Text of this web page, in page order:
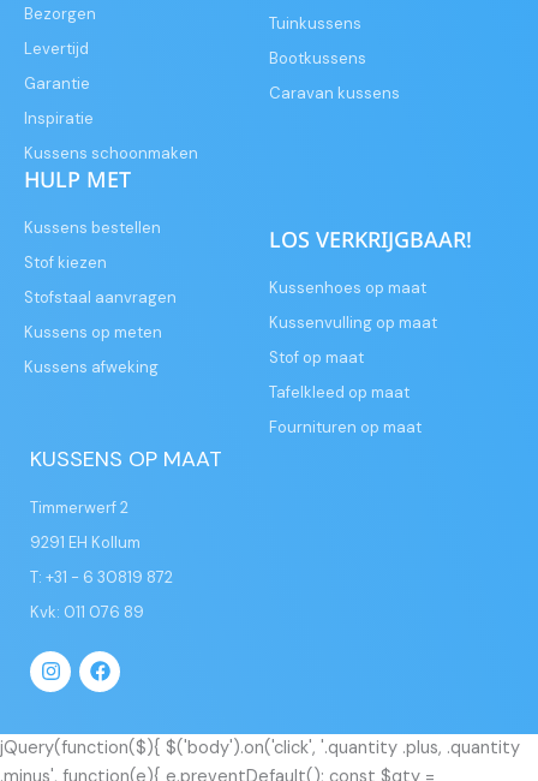
Bezorgen
Levertijd
Garantie
Inspiratie
Kussens schoonmaken
Tuinkussens
Bootkussens
Caravan kussens
HULP MET
Kussens bestellen
Stof kiezen
Stofstaal aanvragen
Kussens op meten
Kussens afweking
LOS VERKRIJGBAAR!
Kussenhoes op maat
Kussenvulling op maat
Stof op maat
Tafelkleed op maat
Fournituren op maat
KUSSENS OP MAAT
Timmerwerf 2
9291 EH Kollum
T: +31 - 6 30819 872
Kvk: 011 076 89
I
n
s
a
g
F
a
c
b
o
jQuery(function($){ $('body').on('click', '.quantity .plus, .quantity